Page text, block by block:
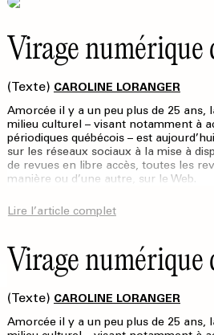
Virage numérique
(Texte) CAROLINE LORANGER
Amorcée il y a un peu plus de 25 ans,
milieu culturel – visant notamment à
périodiques québécois – est
sur les réseaux sociaux à la mise à
de revues en libre accès, toutes les
manière ou d’une autre, sur le Web.
Lire l’article complet
Virage numérique
(Texte) CAROLINE LORANGER
Amorcée il y a un peu plus de 25 ans,